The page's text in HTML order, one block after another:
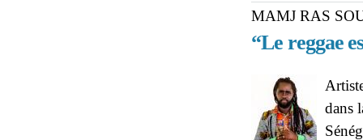
MAMJ RAS
“Le reggae
dans